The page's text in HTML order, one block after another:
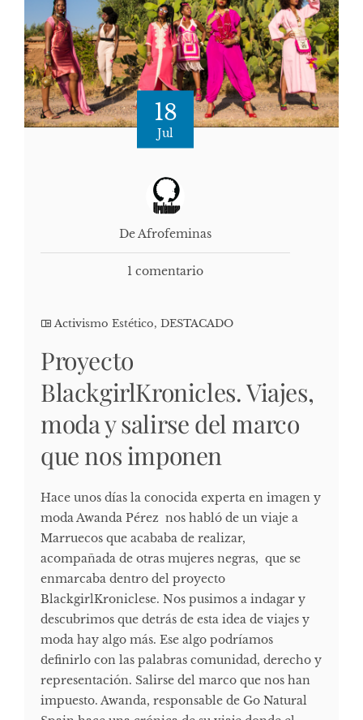
18
Jul
De Afrofeminas
1 comentario
Activismo Estético, DESTACADO
Proyecto
BlackgirlKronicles. Viajes,
moda y salirse del marco
que nos imponen
Hace unos días la conocida experta en imagen y
moda Awanda Pérez nos habló de un viaje a
Marruecos que acababa de realizar,
acompañada de otras mujeres negras, que se
enmarcaba dentro del proyecto
BlackgirlKroniclese. Nos pusimos a indagar y
descubrimos que detrás de esta idea de viajes y
moda hay algo más. Ese algo podríamos
definirlo con las palabras comunidad, derecho y
representación. Salirse del marco que nos han
impuesto. Awanda, responsable de Go Natural